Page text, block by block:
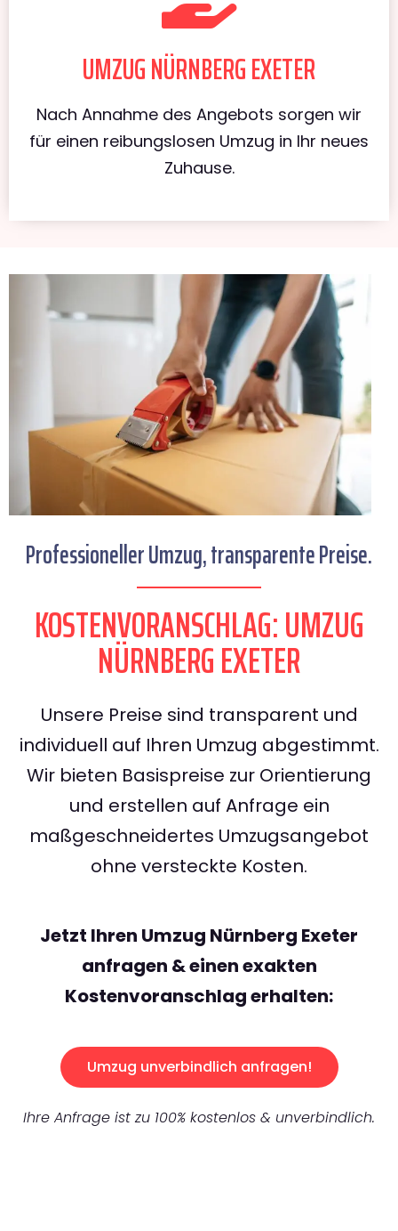
UMZUG NÜRNBERG EXETER
Nach Annahme des Angebots sorgen wir
für einen reibungslosen Umzug in Ihr neues
Zuhause.
Professioneller Umzug, transparente Preise.
KOSTENVORANSCHLAG: UMZUG
NÜRNBERG EXETER
Unsere Preise sind transparent und
individuell auf Ihren Umzug abgestimmt.
Wir bieten Basispreise zur Orientierung
und erstellen auf Anfrage ein
maßgeschneidertes Umzugsangebot
ohne versteckte Kosten.
Jetzt Ihren Umzug Nürnberg Exeter
anfragen & einen exakten
Kostenvoranschlag erhalten:
Umzug unverbindlich anfragen!
Ihre Anfrage ist zu 100% kostenlos & unverbindlich.